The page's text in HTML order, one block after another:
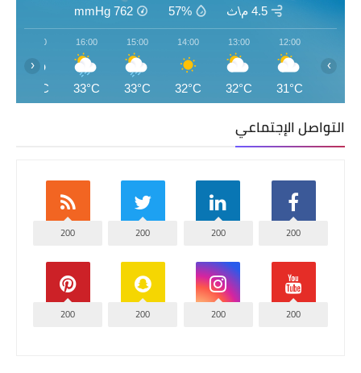
4.5 م\ث 57%
762
mmHg
12:00
31°C
13:00
32°C
14:00
32°C
15:00
33°C
16:00
33°C
17:00
27°C
‹ ›
التواصل الإجتماعي
200
200
200
200
200
200
200
200